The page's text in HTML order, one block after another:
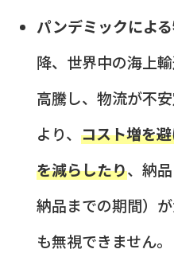
パンデミックによ
降、世界中の海上
高騰し、物流が不
より、 コスト増を
を減らしたり、納
納品までの期間）
も無視できません。